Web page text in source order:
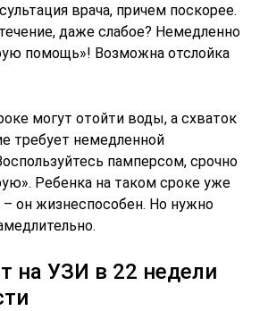
врача, причем поскорее.
даже слабое? Немедленно
помощь»! Возможна отслойка
могут отойти воды, а схваток
требует немедленной
памперсом, срочно
Ребенка на таком сроке уже
он жизнеспособен. Но нужно
на УЗИ в 22 недели